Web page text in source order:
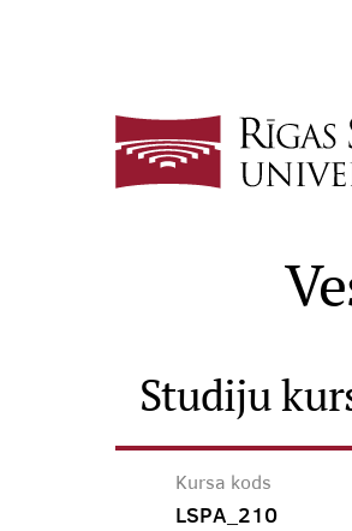
Studiju
Kursa kods
LSPA_210